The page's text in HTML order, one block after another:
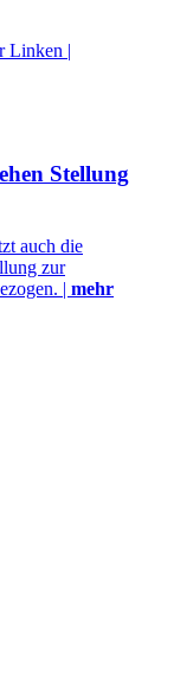
Stellung
auch die
zur
| mehr